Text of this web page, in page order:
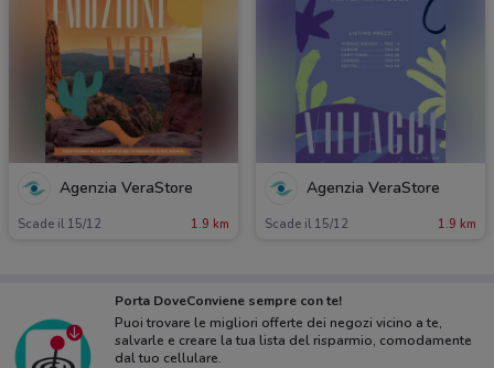
Agenzia VeraStore
Scade il 15/12 1.9 km
Agenzia VeraStore
Scade il 15/12 1.9 km
Porta DoveConviene sempre con te!
Puoi trovare le migliori offerte dei negozi vicino a te,
salvarle e creare la tua lista del risparmio, comodamente
dal tuo cellulare.